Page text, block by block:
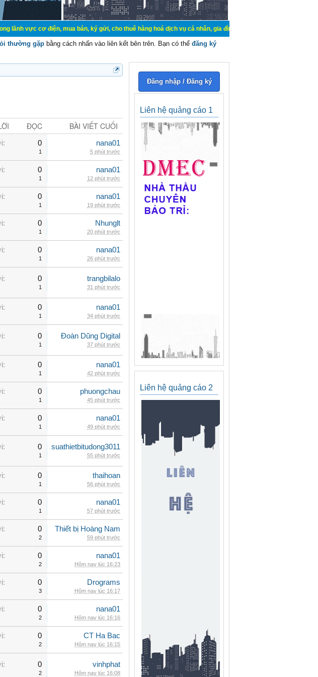
điện, mua bán, ký gửi, cho thuê hàng hoá dịch vụ cá nhân, gia đình. Mua bán, ký gửi, cho thuê thiết bị
thường gặp bằng cách nhấn vào liên kết bên trên. Bạn có thể đăng ký
ĐỌC BÀI VIẾT CUỐI
0
1
nana01
5 phút trước
0
1
nana01
12 phút trước
0
1
nana01
19 phút trước
0
1
Nhunglt
20 phút trước
0
1
nana01
26 phút trước
0
1
trangbilalo
31 phút trước
0
1
nana01
34 phút trước
0
1
Đoàn Dũng Digital
37 phút trước
0
1
nana01
42 phút trước
0
1
phuongchau
45 phút trước
0
1
nana01
49 phút trước
0
1
suathietbitudong3011
55 phút trước
0
1
thaihoan
56 phút trước
0
1
nana01
57 phút trước
0
2
Thiết bị Hoàng Nam
59 phút trước
0
2
nana01
Hôm nay lúc 16:23
0
3
Drograms
Hôm nay lúc 16:17
0
2
nana01
Hôm nay lúc 16:16
0
2
CT Ha Bac
Hôm nay lúc 16:15
0
2
vinhphat
Hôm nay lúc 16:08
Đăng nhập / Đăng ký
Liên hệ quảng cáo 1
Liên hệ quảng cáo 2